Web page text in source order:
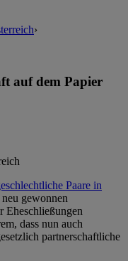
›
auf dem Papier
Paare in
gewonnen
Eheschließungen
dass nun auch
partnerschaftliche